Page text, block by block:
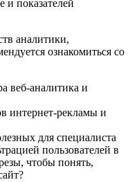
и показателей
аналитики,
ознакомиться со
веб-аналитика и
интернет-рекламы и
для специалиста
пользователей в
чтобы понять,